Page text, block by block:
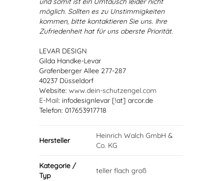
möglich. Sollten es zu Unstimmigkeiten
kommen, bitte kontaktieren Sie uns. Ihre
Zufriedenheit hat für uns oberste Priorität.
LEVAR DESIGN
Gilda Handke-Levar
Grafenberger Allee 277-287
40237 Düsseldorf
Website: www.dein-schutzengel.com
E-Mail: infodesignlevar [!at] arcor.de
Telefon: 017653917718
Hersteller
Heinrich Walch GmbH &
Co. KG
Kategorie /
Typ
teller flach groß